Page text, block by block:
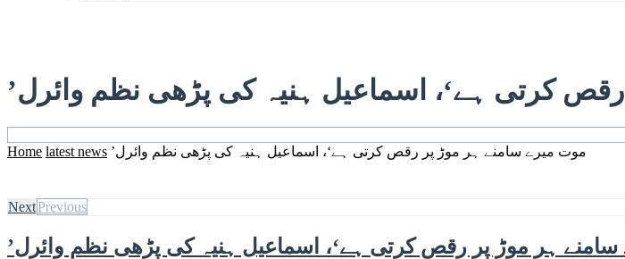
کرتی ہے‘، اسماعیل ہنیہ کی پڑھی نظم وائرل
Home latest news ’موت میرے سامنے ہر موڑ پر رقص کرتی ہے‘، اسماعیل ہنیہ کی پڑھی نظم وائرل
NextPrevious
سامنے ہر موڑ پر رقص کرتی ہے‘، اسماعیل ہنیہ کی پڑھی نظم وائرل